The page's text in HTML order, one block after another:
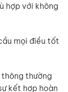
hợp với không
mọi điều tốt
thường
kết hơp hoàn